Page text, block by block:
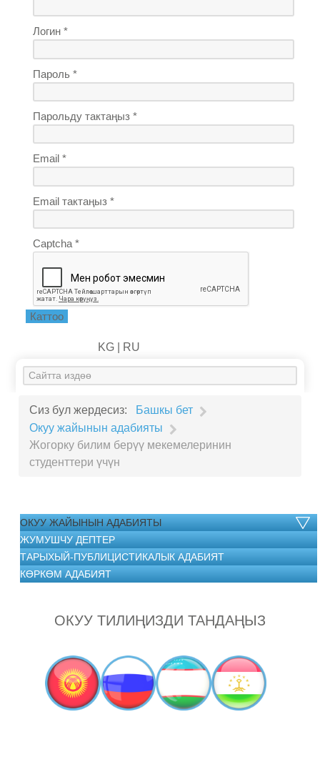
Логин *
Пароль *
Парольду тактаңыз *
Email *
Email тактаңыз *
Captcha *
Каттоо
KG | RU
Искать...
Сиз бул жердесиз:
Башкы бет
Окуу жайынын адабияты
Жогорку билим берүү мекемелеринин
студенттери үчүн
ОКУУ ЖАЙЫНЫН АДАБИЯТЫ
ЖУМУШЧУ ДЕПТЕР
ТАРЫХЫЙ-ПУБЛИЦИСТИКАЛЫК АДАБИЯТ
КӨРКӨМ АДАБИЯТ
ОКУУ ТИЛИҢИЗДИ ТАНДАҢЫЗ